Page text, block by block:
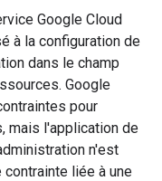
Google Cloud
à la configuration de
dans le champ
Google
pour
mais l'application de
n'est
liée à une